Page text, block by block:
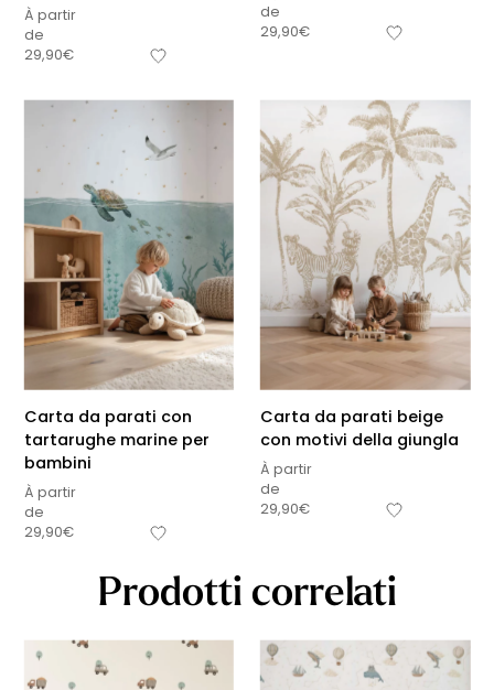
À partir
de
29,90€
de
29,90€
Carta da parati con
tartarughe marine per
bambini
À partir
de
29,90€
Carta da parati beige
con motivi della giungla
À partir
de
29,90€
Prodotti correlati